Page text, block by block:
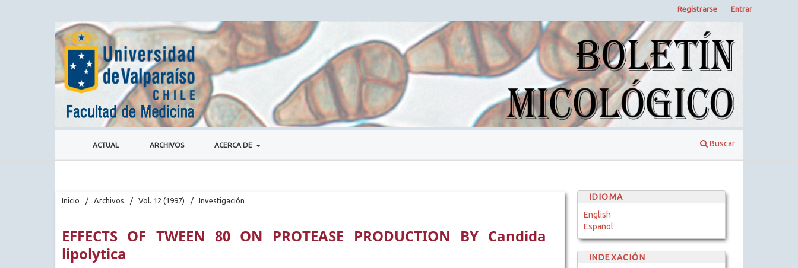
ACTUAL ARCHIVOS ACERCA DE Buscar
Registrarse Entrar
Inicio / Archivos / Vol. 12 (1997) / Investigación
EFFECTS OF TWEEN 80 ON PROTEASE PRODUCTION BY Candida
lipolytica
IDIOMA
English
Español
INDEXACIÓN